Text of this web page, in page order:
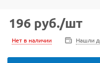
196 руб./шт
Нет в наличии Нашли